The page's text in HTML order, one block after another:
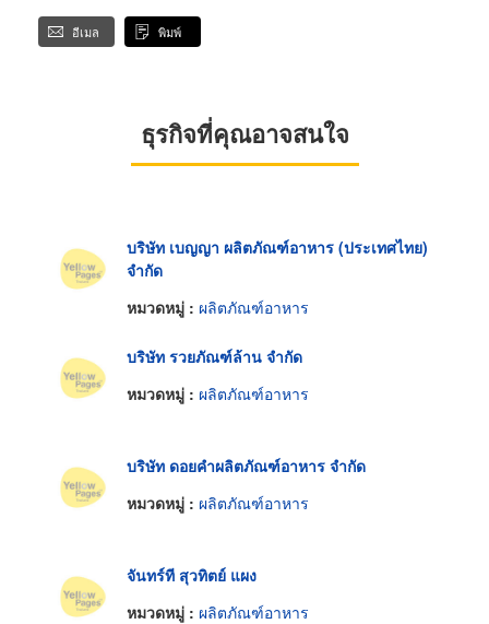
อีเมล พิมพ์
ธุรกิจที่คุณอาจสนใจ
บริษัท เบญญา ผลิตภัณฑ์อาหาร (ประเทศไทย)
จำกัด
หมวดหมู่ : ผลิตภัณฑ์อาหาร
บริษัท รวยภัณฑ์ล้าน จำกัด
หมวดหมู่ : ผลิตภัณฑ์อาหาร
บริษัท ดอยคำผลิตภัณฑ์อาหาร จำกัด
หมวดหมู่ : ผลิตภัณฑ์อาหาร
จันทร์ที สุวทิตย์ แผง
หมวดหมู่ : ผลิตภัณฑ์อาหาร